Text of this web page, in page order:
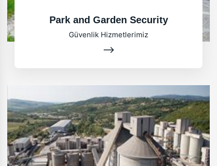
Park and Garden Security
Güvenlik Hizmetlerimiz